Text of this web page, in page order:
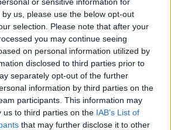
us, please use the below opt-out
selection. Please note that after your
you may continue seeing
on personal information utilized by
disclosed to third parties prior to
separately opt-out of the further
information by third parties on the
participants. This information may
us to third parties on the IAB’s List of
that may further disclose it to other